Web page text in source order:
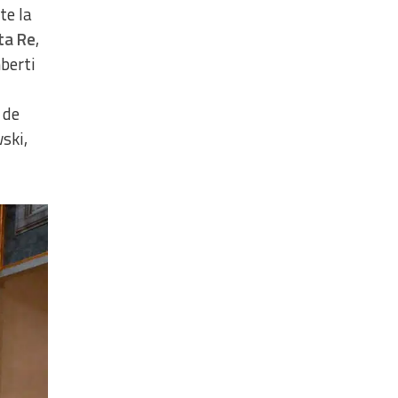
la
Re,